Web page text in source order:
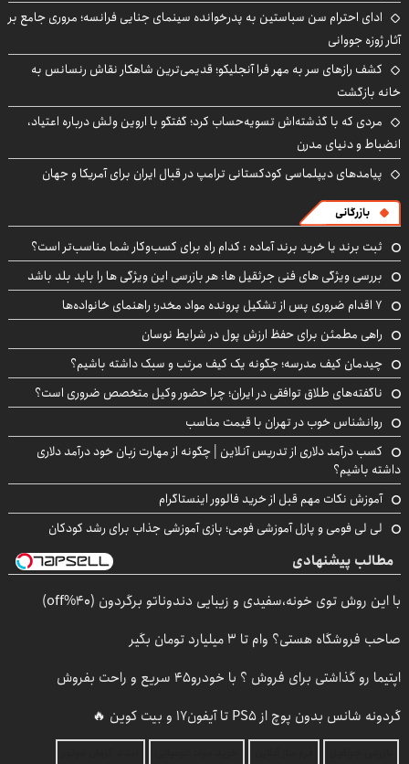
ادای احترام سن سباستین به پدرخوانده سینمای جنایی فرانسه؛ مروری جامع بر
آثار ژوزه جووانی
کشف رازهای سر به مهر فرا آنجلیکو؛ قدیمی‌ترین شاهکار نقاش رنسانس به
خانه بازگشت
مردی که با گذشته‌اش تسویه‌حساب کرد؛ گفتگو با اروین ولش درباره اعتیاد،
انضباط و دنیای مدرن
پیامدهای دیپلماسی کودکستانی ترامپ در قبال ایران برای آمریکا و جهان
بازرگانی
ثبت برند یا خرید برند آماده : کدام راه برای کسب‌وکار شما مناسب‌تر است؟
بررسی ویژگی های فنی جرثقیل ها: هر بازرسی این ویژگی ها را باید بلد باشد
۷ اقدام ضروری پس از تشکیل پرونده مواد مخدر؛ راهنمای خانواده‌ها
راهی مطمئن برای حفظ ارزش پول در شرایط نوسان
چیدمان کیف مدرسه؛ چگونه یک کیف مرتب و سبک داشته باشیم؟
ناگفته‌های طلاق توافقی در ایران؛ چرا حضور وکیل متخصص ضروری است؟
روانشناس خوب در تهران با قیمت مناسب
کسب درآمد دلاری از تدریس آنلاین | چگونه از مهارت زبان خود درآمد دلاری
داشته باشیم؟
آموزش نکات مهم قبل از خرید فالوور اینستاگرام
لی لی فومی و پازل آموزشی فومی؛ بازی آموزشی جذاب برای رشد کودکان
مطالب پیشنهادی
با این روش توی خونه،سفیدی و زیبایی دندوناتو برگردون (40%off)
صاحب فروشگاه هستی؟ وام تا ۳ میلیارد تومان بگیر
اپتیما رو گذاشتی برای فروش ؟ با خودرو45 سریع و راحت بفروش
گردونه شانس بدون پوچ از PS5 تا آیفون17 و بیت کوین 🔥